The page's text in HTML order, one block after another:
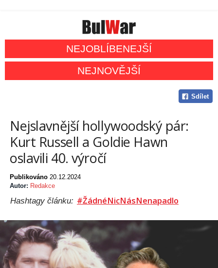
NEJOBLÍBENEJŠÍ
NEJNOVĚJŠÍ
Sdílet
Nejslavnější hollywoodský pár:
Kurt Russell a Goldie Hawn
oslavili 40. výročí
Publikováno 20.12.2024
Autor: Redakce
Hashtagy článku: #ŽádnéNicNásNenapadlo